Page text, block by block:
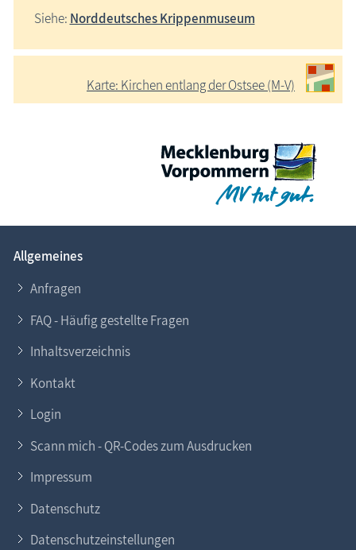
Siehe: Norddeutsches Krippenmuseum
Karte: Kirchen entlang der Ostsee (M-V)
Allgemeines
Anfragen
FAQ - Häufig gestellte Fragen
Inhaltsverzeichnis
Kontakt
Login
Scann mich - QR-Codes zum Ausdrucken
Impressum
Datenschutz
Datenschutzeinstellungen